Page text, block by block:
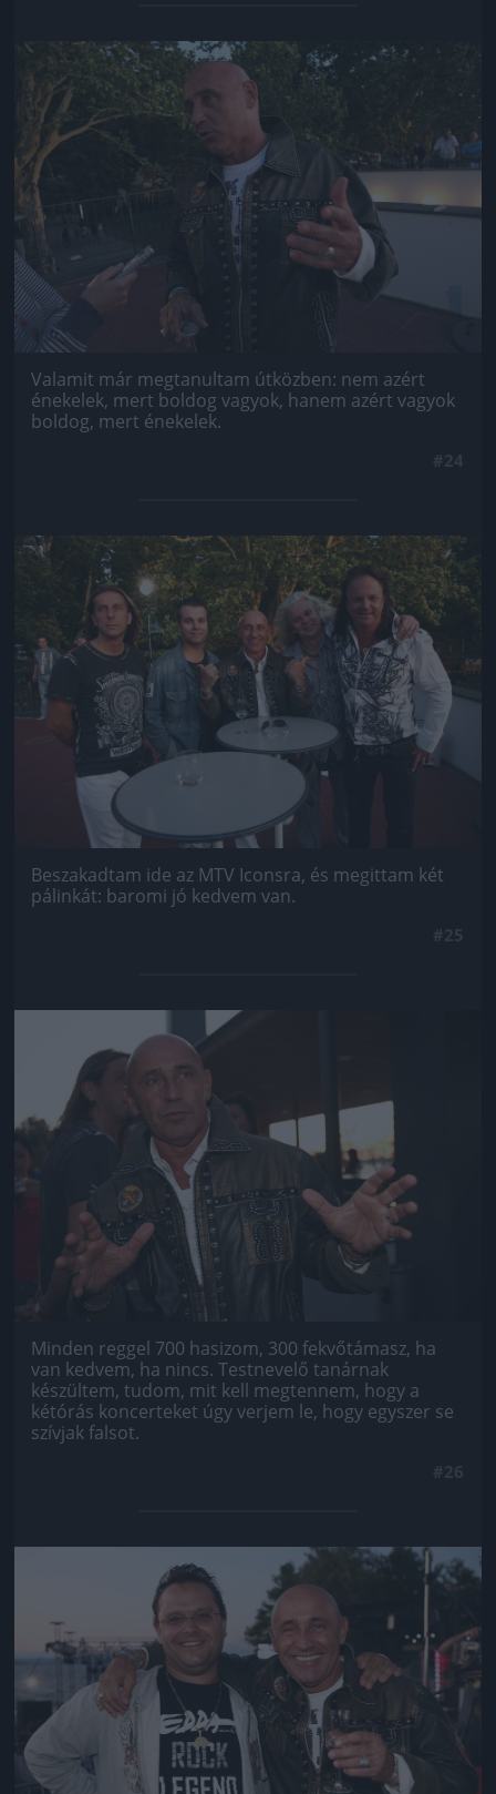
Jön még kép!
Valamit már megtanultam útközben: nem azért
énekelek, mert boldog vagyok, hanem azért vagyok
boldog, mert énekelek.
Jön még kép!
Beszakadtam ide az MTV Iconsra, és megittam két
pálinkát: baromi jó kedvem van.
Jön még kép!
Minden reggel 700 hasizom, 300 fekvőtámasz, ha
van kedvem, ha nincs. Testnevelő tanárnak
készültem, tudom, mit kell megtennem, hogy a
kétórás koncerteket úgy verjem le, hogy egyszer se
szívjak falsot.
Jön még kép!